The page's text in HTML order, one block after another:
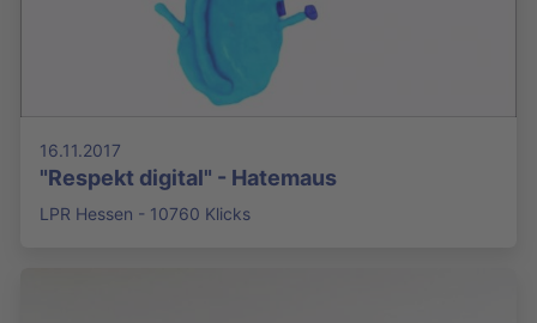
16.11.2017
"Respekt digital" - Hatemaus
LPR Hessen - 10760 Klicks